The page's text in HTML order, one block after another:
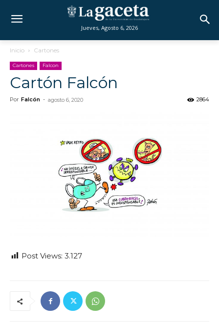
Jueves, Agosto 6, 2026
Inicio Cartones
Cartones Falcon
Cartón Falcón
Por Falcón - agosto 6, 2020 2864
Post Views: 3.127